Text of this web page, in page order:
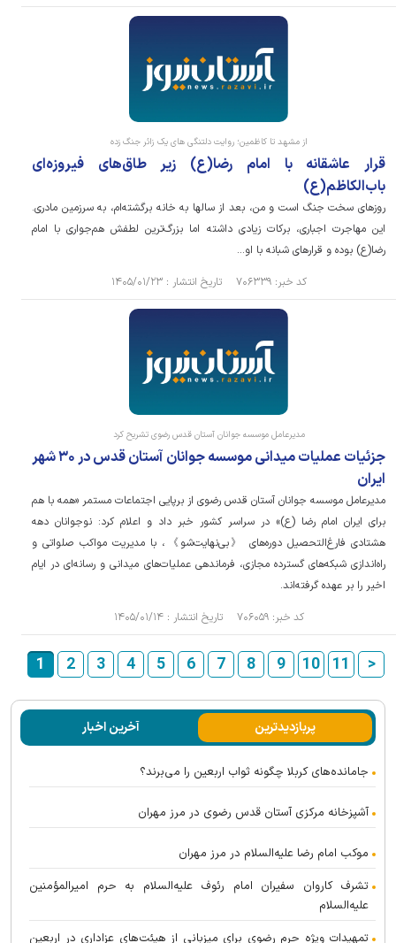
از مشهد تا کاظمین؛ روایت دلتنگی های یک زائر جنگ زده
قرار عاشقانه با امام رضا(ع) زیر طاق‌های فیروزه‌ای
باب‌الکاظم(ع)
روزهای سخت جنگ است و من، بعد از سالها به خانه برگشته‌ام، به سرزمین مادری.
این مهاجرت اجباری، برکات زیادی داشته اما بزرگ‌ترین لطفش هم‌جواری با امام
رضا(ع) بوده و قرارهای شبانه با او...
کد خبر: ۷۰۶۳۳۹ تاریخ انتشار : ۱۴۰۵/۰۱/۲۳
مدیرعامل موسسه جوانان آستان قدس رضوی تشریح کرد
جزئیات عملیات میدانی موسسه جوانان آستان قدس در ۳۰ شهر
ایران
مدیرعامل موسسه جوانان آستان قدس رضوی از برپایی اجتماعات مستمر «همه با هم
برای ایران امام رضا (ع)» در سراسر کشور خبر داد و اعلام کرد: نوجوانان دهه
هشتادی فارغ‌التحصیل دوره‌های 《بی‌نهایت‌شو》، با مدیریت مواکب صلواتی و
راه‌اندازی شبکه‌های گسترده مجازی، فرماندهی عملیات‌های میدانی و رسانه‌ای در ایام
اخیر را بر عهده گرفته‌اند.
کد خبر: ۷۰۶۰۵۹ تاریخ انتشار : ۱۴۰۵/۰۱/۱۴
1 2 3 4 5 6 7 8 9 10 11 >
پربازدیدترین آخرین اخبار
جامانده‌های کربلا چگونه ثواب اربعین را می‌برند؟
آشپزخانه مرکزی آستان قدس رضوی در مرز مهران
موکب امام رضا علیه‌السلام در مرز مهران
تشرف کاروان سفیران امام رئوف علیه‌السلام به حرم امیرالمؤمنین
علیه‌السلام
تمهیدات ویژه حرم رضوی برای میزبانی از هیئت‌های عزاداری در اربعین